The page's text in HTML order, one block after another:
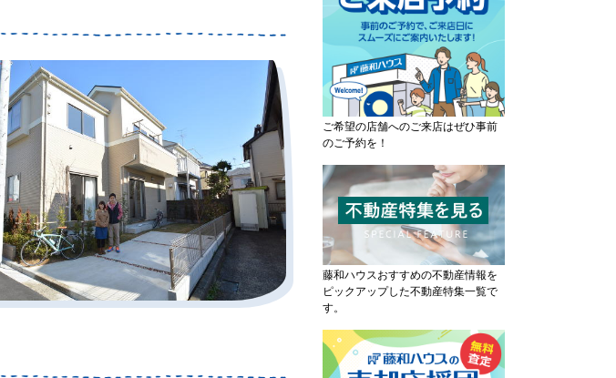
ご希望の店舗へのご来店はぜひ事前
のご予約を！
藤和ハウスおすすめの不動産情報を
ピックアップした不動産特集一覧で
す。